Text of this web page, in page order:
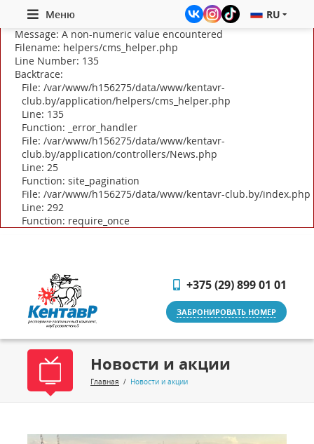
A PHP Error was encountered
Severity: Warning
Message: A non-numeric value encountered
Filename: helpers/cms_helper.php
Line Number: 135
Backtrace:
File: /var/www/h156275/data/www/kentavr-
club.by/application/helpers/cms_helper.php
Line: 135
Function: _error_handler
File: /var/www/h156275/data/www/kentavr-
club.by/application/controllers/News.php
Line: 25
Function: site_pagination
File: /var/www/h156275/data/www/kentavr-club.by/index.php
Line: 292
Function: require_once
Меню RU
+375 (29) 899 01 01
ЗАБРОНИРОВАТЬ НОМЕР
Новости и акции
Главная / Новости и акции